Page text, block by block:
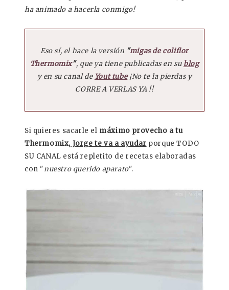
ha animado a hacerla conmigo!
Eso sí, el hace la versión "migas de coliflor
Thermomix", que ya tiene publicadas en su blog
y en su canal de Yout tube ¡No te la pierdas y
CORRE A VERLAS YA !!
Si quieres sacarle el máximo provecho a tu
Thermomix, Jorge te va a ayudar porque TODO
SU CANAL está repletito de recetas elaboradas
con "nuestro querido aparato".